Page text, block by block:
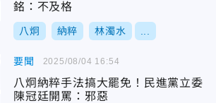
銘：不及格
八炯 納粹 林濁水
要聞
八炯納粹手法搞大罷免！民進黨立委
陳冠廷開罵：邪惡
2025/08/04 16:54